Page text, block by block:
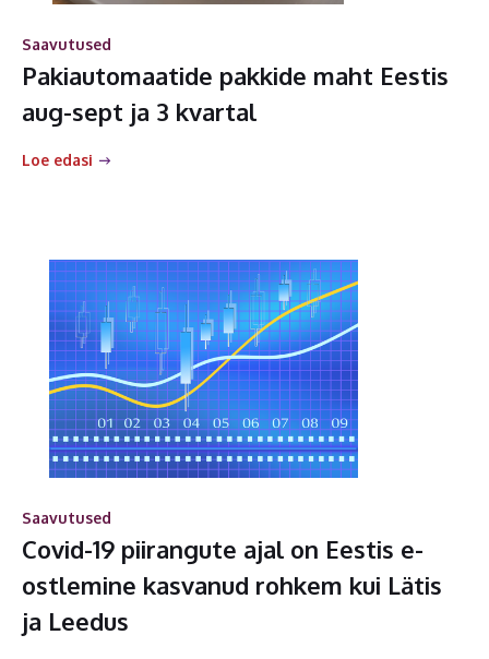
Saavutused
Pakiautomaatide pakkide maht Eestis
aug-sept ja 3 kvartal
Loe edasi
Saavutused
Covid-19 piirangute ajal on Eestis e-
ostlemine kasvanud rohkem kui Lätis
ja Leedus